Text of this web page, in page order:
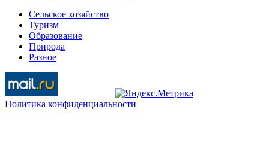
Сельское хозяйство
Туризм
Образование
Природа
Разное
Политика конфиденциальности